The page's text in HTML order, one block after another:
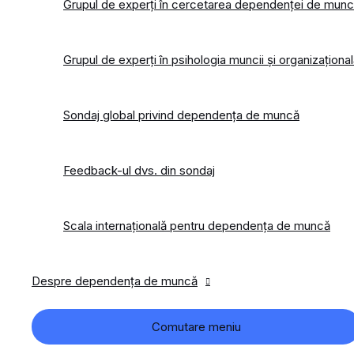
Grupul de experți în cercetarea dependenței de
Grupul de experți în psihologia muncii și
Sondaj global privind dependența de muncă
Feedback-ul dvs. din sondaj
Scala internațională pentru dependența de muncă
Despre dependența de muncă
Comutare meniu